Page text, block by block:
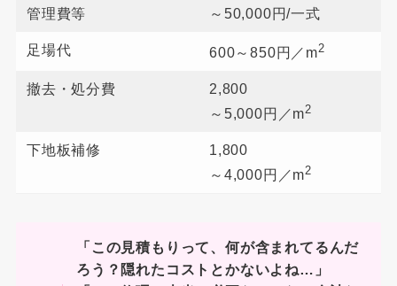
管理費等
～50,000円/一式
足場代 600～850円／m2
撤去・処分費
2,800
～5,000円／m2
下地板補修
1,800
～4,000円／m2
「この見積もりって、何が含まれてるんだ
ろう？隠れたコストとかないよね…」